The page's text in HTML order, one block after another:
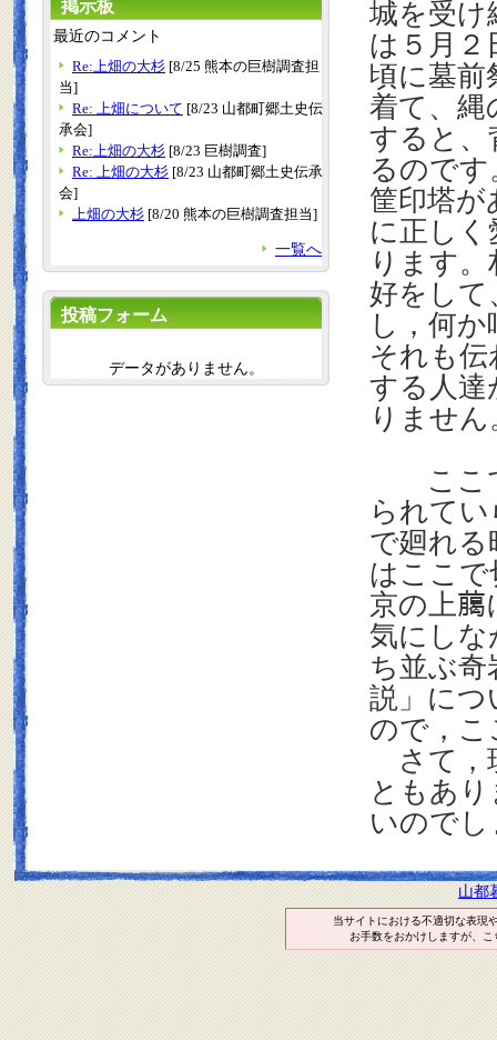
城を受け
は５月２
頃に墓前
着て、縄
すると、
るので
筐印塔が
に正しく
ります
好をして
し，何
それも
する人達
りません
ここで
られて
で廻れる
はここ
京の上﨟
気にしな
ち並ぶ奇
説」につ
ので，
さて，
ともあ
いので
掲示板
最近のコメント
Re:上畑の大杉 [8/25 熊本の巨樹調査担
当]
Re: 上畑について [8/23 山都町郷土史伝
承会]
Re:上畑の大杉 [8/23 巨樹調査]
Re: 上畑の大杉 [8/23 山都町郷土史伝承
会]
上畑の大杉 [8/20 熊本の巨樹調査担当]
一覧へ
投稿フォーム
データがありません。
山都
当サイトにおける不適切な表現
お手数をおかけしますが、こ